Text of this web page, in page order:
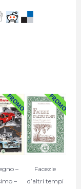
Facezie
d’altri tempi
–
–